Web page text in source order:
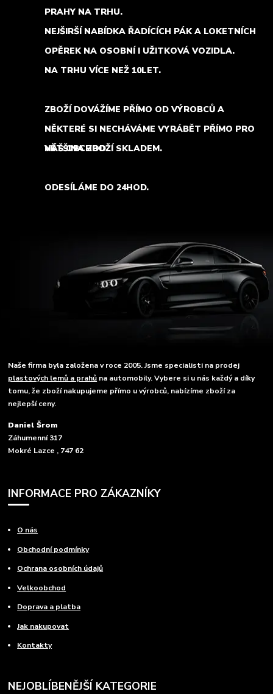
PRAHY NA TRHU.
NEJŠIRŠÍ NABÍDKA ŘADÍCÍCH PÁK A LOKETNÍCH
OPĚREK NA OSOBNÍ I UŽITKOVÁ VOZIDLA.
NA TRHU VÍCE NEŽ 10LET.
ZBOŽÍ DOVÁŽÍME PŘÍMO OD VÝROBCŮ A
NĚKTERÉ SI NECHÁVÁME VYRÁBĚT PŘÍMO PRO
NÁŠ OBCHOD.
VĚTŠINA ZBOŽÍ SKLADEM.
ODESÍLÁME DO 24HOD.
Naše firma byla založena v roce 2005. Jsme specialisti na prodej
plastových lemů a prahů na automobily. Vybere si u nás každý a díky
tomu, že zboží nakupujeme přímo u výrobců, nabízíme zboží za
nejlepší ceny.
Daniel Šrom
Záhumenní 317
Mokré Lazce , 747 62
INFORMACE PRO ZÁKAZNÍKY
O nás
Obchodní podmínky
Ochrana osobních údajů
Velkoobchod
Doprava a platba
Jak nakupovat
Kontakty
NEJOBLÍBENĚJŠÍ KATEGORIE